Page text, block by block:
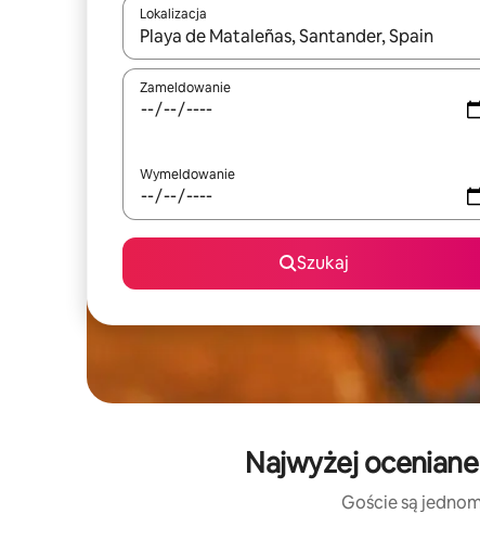
Lokalizacja
Gdy wyniki będą dostępne, możesz poruszać
Zameldowanie
Wymeldowanie
Szukaj
Najwyżej
Goście są